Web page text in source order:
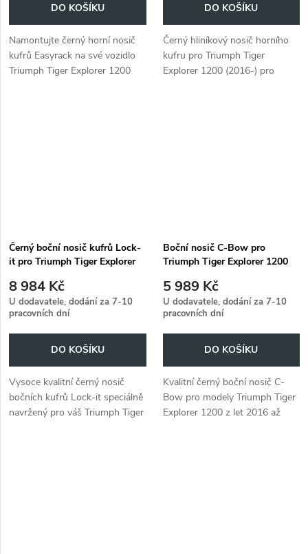
DO KOŠÍKU
Namontujte černý horní nosič
kufrů Easyrack na své vozidlo
Triumph Tiger Explorer 1200
DO KOŠÍKU
Černý hliníkový nosič horního
kufru pro Triumph Tiger
Explorer 1200 (2016-) pro
Černý boční nosič kufrů Lock-
it pro Triumph Tiger Explorer
8 984 Kč
U dodavatele, dodání za 7-10
pracovních dní
DO KOŠÍKU
Vysoce kvalitní černý nosič
bočních kufrů Lock-it speciálně
navržený pro váš Triumph Tiger
Boční nosič C-Bow pro
Triumph Tiger Explorer 1200
5 989 Kč
U dodavatele, dodání za 7-10
pracovních dní
DO KOŠÍKU
Kvalitní černý boční nosič C-
Bow pro modely Triumph Tiger
Explorer 1200 z let 2016 až